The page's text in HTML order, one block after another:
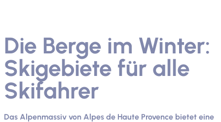
Die Berge im Winter:
Skigebiete für alle
Skifahrer
Das Alpenmassiv von Alpes de Haute Provence bietet eine